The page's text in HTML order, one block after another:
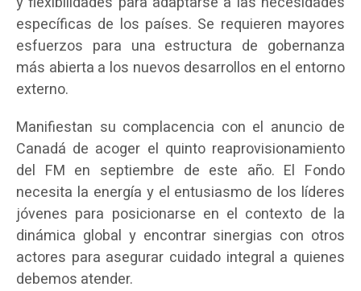
específicas de los países. Se requieren mayores
esfuerzos para una estructura de gobernanza
más abierta a los nuevos desarrollos en el entorno
externo.
Manifiestan su complacencia con el anuncio de
Canadá de acoger el quinto reaprovisionamiento
del FM en septiembre de este año. El Fondo
necesita la energía y el entusiasmo de los líderes
jóvenes para posicionarse en el contexto de la
dinámica global y encontrar sinergias con otros
actores para asegurar cuidado integral a quienes
debemos atender.